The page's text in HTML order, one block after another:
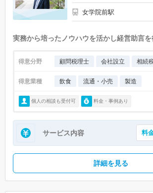
女学院前駅
実務から培ったノウハウを活かし経営助言
得意分野 顧問税理士 会社設立 相続
得意業種 飲食 流通・小売 製造
個人の相談も受付可 料金・事例あり
サービス内容 料
詳細を見る